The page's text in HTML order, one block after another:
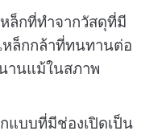
หล็กที่ทำจากวัสดุที่มี
หล็กกล้าที่ทนทานต่อ
านแม้ในสภาพ
แบบที่มีช่องเปิดเป็น